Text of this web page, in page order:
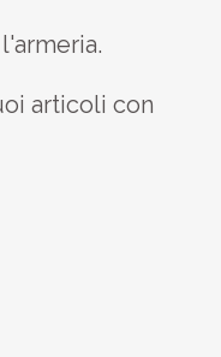
articoli con